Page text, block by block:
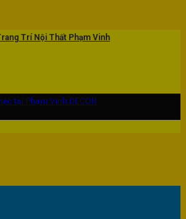
Trí Nội Thất Phạm Vinh
tại Phạm Vinh DECOR